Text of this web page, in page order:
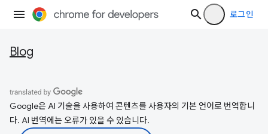
로그인
Blog
Google은 AI 기술을 사용하여 콘텐츠를 사용자의 기본 언어로 번역합니
다. AI 번역에는 오류가 있을 수 있습니다.